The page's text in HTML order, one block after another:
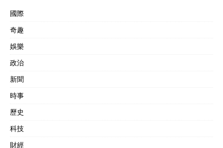
國際
奇趣
娛樂
政治
新聞
時事
歷史
科技
財經